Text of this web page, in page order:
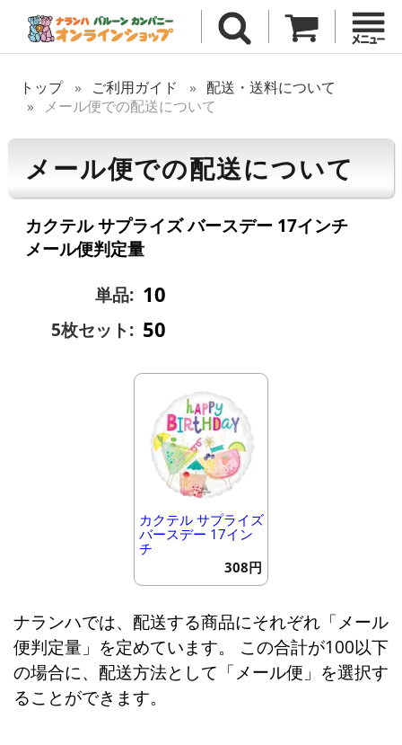
トップ ご利用ガイド
配送・送料について
メール便での配送について
メール便での配送について
カクテル サプライズ バースデー 17インチ
メール便判定量
単品: 10
5枚セット: 50
カクテル サプライズ
バースデー 17イン
チ
308円
ナランハでは、配送する商品にそれぞれ「メール
便判定量」を定めています。 この合計が100以下
の場合に、配送方法として「メール便」を選択す
ることができます。